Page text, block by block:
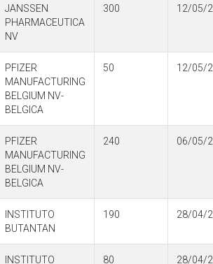
JANSSEN
PHARMACEUTICA
NV
300 12/05/
PFIZER
MANUFACTURING
BELGIUM NV-
BELGICA
50 12/05/
PFIZER
MANUFACTURING
BELGIUM NV-
BELGICA
240 06/05/
INSTITUTO
BUTANTAN
190 28/04/
INSTITUTO
80 28/04/